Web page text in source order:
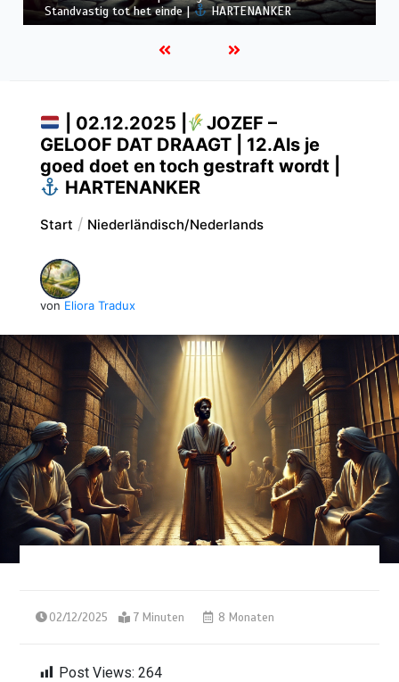
God de sluier oplicht |
HARTENANKER
| 02.12.2025 |
JOZEF –
GELOOF DAT DRAAGT | 12.Als je
goed doet en toch gestraft wordt |
HARTENANKER
Start Niederländisch/Nederlands
von Eliora Tradux
02/12/2025 7 Minuten 8 Monaten
Post Views: 264